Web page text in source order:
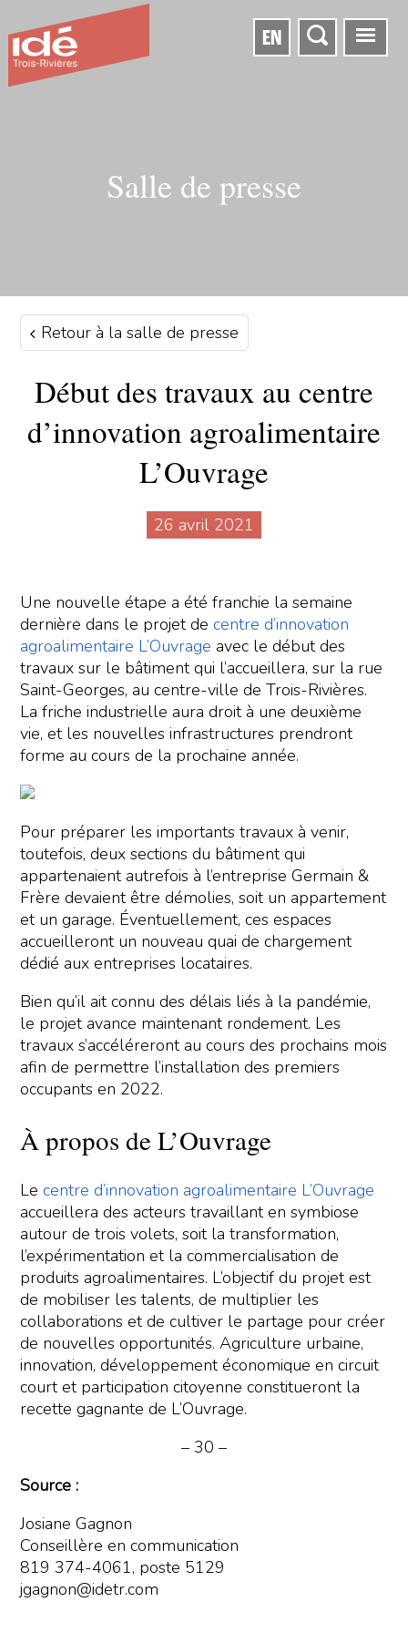
EN
Salle de presse
Retour à la salle de presse
Début des travaux au centre
d’innovation agroalimentaire
L’Ouvrage
26 avril 2021
Une nouvelle étape a été franchie la semaine
dernière dans le projet decentre d’innovation
agroalimentaire L’Ouvrage avec le début des
travaux sur le bâtiment qui l’accueillera, sur la rue
Saint-Georges, au centre-ville de Trois-Rivières.
La friche industrielle aura droit à une deuxième
vie, et les nouvelles infrastructures prendront
forme au cours de la prochaine année.
Pour préparer les importants travaux à venir,
toutefois, deux sections du bâtiment qui
appartenaient autrefois à l’entreprise Germain &
Frère devaient être démolies, soit un appartement
et un garage. Éventuellement, ces espaces
accueilleront un nouveau quai de chargement
dédié aux entreprises locataires.
Bien qu’il ait connu des délais liés à la pandémie,
le projet avance maintenant rondement. Les
travaux s’accéléreront au cours des prochains mois
afin de permettre l’installation des premiers
occupants en 2022.
À propos de L’Ouvrage
Lecentre d’innovation agroalimentaire L’Ouvrage
accueillera des acteurs travaillant en symbiose
autour de trois volets, soit la transformation,
l’expérimentation et la commercialisation de
produits agroalimentaires. L’objectif du projet est
de mobiliser les talents, de multiplier les
collaborations et de cultiver le partage pour créer
de nouvelles opportunités. Agriculture urbaine,
innovation, développement économique en circuit
court et participation citoyenne constitueront la
recette gagnante de L’Ouvrage.
– 30 –
Source :
Josiane Gagnon
Conseillère en communication
819 374-4061, poste 5129
jgagnon@idetr.com